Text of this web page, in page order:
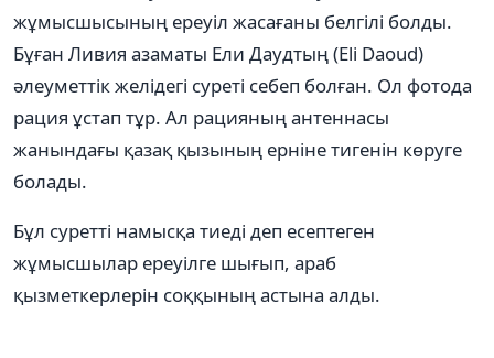
жұмысшысының ереуіл жасағаны белгілі болды.
Бұған Ливия азаматы Ели Даудтың (Eli Daoud)
әлеуметтік желідегі суреті себеп болған. Ол фотода
рация ұстап тұр. Ал рацияның антеннасы
жанындағы қазақ қызының ерніне тигенін көруге
болады.
Бұл суретті намысқа тиеді деп есептеген
жұмысшылар ереуілге шығып, араб
қызметкерлерін соққының астына алды.